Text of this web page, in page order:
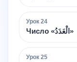
Урок 24
Число «الْعَدَدُ»
Урок 25